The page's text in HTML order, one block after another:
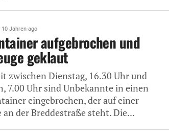
10 Jahren ago
aufgebrochen und
geklaut
zwischen Dienstag, 16.30 Uhr und
7.00 Uhr sind Unbekannte in einen
eingebrochen, der auf einer
an der Breddestraße steht. Die...